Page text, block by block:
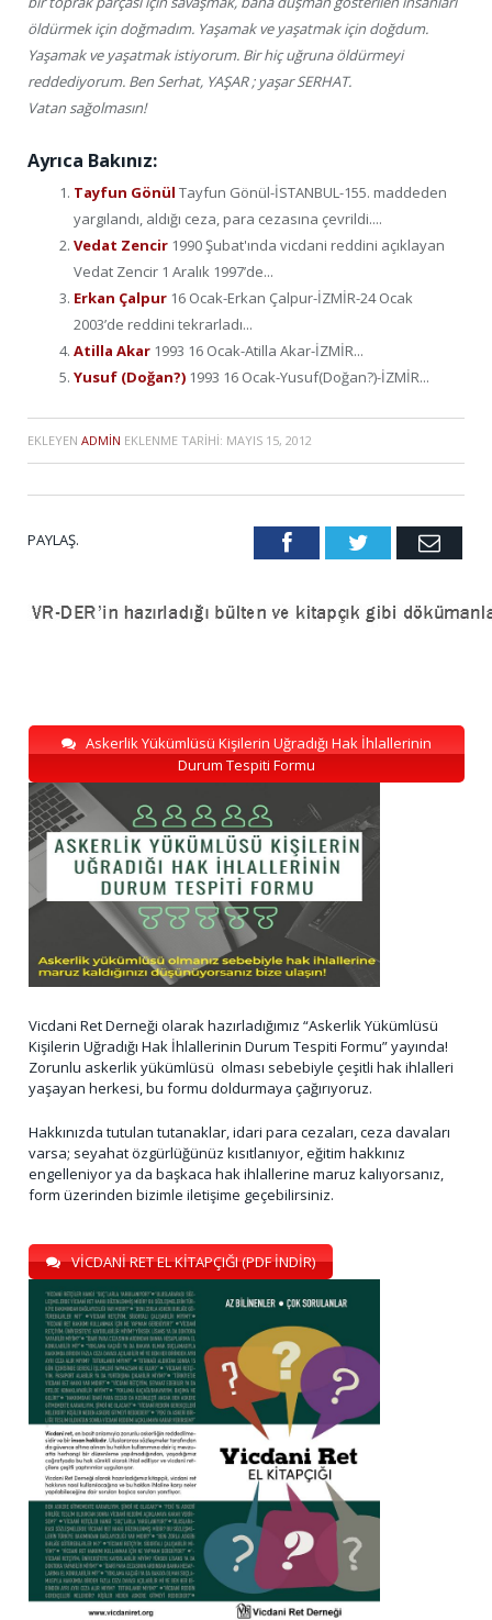
öldürmek için doğmadım. Yaşamak ve yaşatmak için doğdum.
Yaşamak ve yaşatmak istiyorum. Bir hiç uğruna öldürmeyi
reddediyorum. Ben Serhat, YAŞAR ; yaşar SERHAT.
Vatan sağolmasın!
Ayrıca Bakınız:
Tayfun Gönül Tayfun Gönül-İSTANBUL-155. maddeden
yargılandı, aldığı ceza, para cezasına çevrildi....
Vedat Zencir 1990 Şubat'ında vicdani reddini açıklayan
Vedat Zencir 1 Aralık 1997’de...
Erkan Çalpur 16 Ocak-Erkan Çalpur-İZMİR-24 Ocak
2003’de reddini tekrarladı...
Atilla Akar 1993 16 Ocak-Atilla Akar-İZMİR...
Yusuf (Doğan?) 1993 16 Ocak-Yusuf(Doğan?)-İZMİR...
EKLEYEN ADMIN EKLENME TARIHI: MAYIS 15, 2012
PAYLAŞ. FacebookTwitter Email
Askerlik Yükümlüsü Kişilerin Uğradığı Hak İhlallerinin
Durum Tespiti Formu
Vicdani Ret Derneği olarak hazırladığımız “Askerlik Yükümlüsü
Kişilerin Uğradığı Hak İhlallerinin Durum Tespiti Formu” yayında!
Zorunlu askerlik yükümlüsü olması sebebiyle çeşitli hak ihlalleri
yaşayan herkesi, bu formu doldurmaya çağırıyoruz.
Hakkınızda tutulan tutanaklar, idari para cezaları, ceza davaları
varsa; seyahat özgürlüğünüz kısıtlanıyor, eğitim hakkınız
engelleniyor ya da başkaca hak ihlallerine maruz kalıyorsanız,
form üzerinden bizimle iletişime geçebilirsiniz.
VİCDANİ RET EL KİTAPÇIĞI (PDF İNDİR)